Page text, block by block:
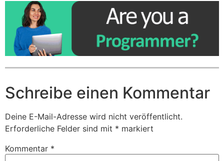
Schreibe einen Kommentar
Deine E-Mail-Adresse wird nicht veröffentlicht.
Erforderliche Felder sind mit * markiert
Kommentar *